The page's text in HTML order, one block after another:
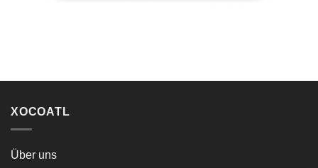
XOCOATL
Über uns